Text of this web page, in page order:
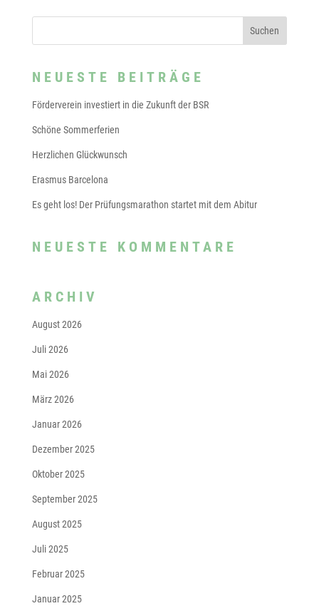
NEUESTE BEITRÄGE
Förderverein investiert in die Zukunft der BSR
Schöne Sommerferien
Herzlichen Glückwunsch
Erasmus Barcelona
Es geht los! Der Prüfungsmarathon startet mit dem Abitur
NEUESTE KOMMENTARE
ARCHIV
August 2026
Juli 2026
Mai 2026
März 2026
Januar 2026
Dezember 2025
Oktober 2025
September 2025
August 2025
Juli 2025
Februar 2025
Januar 2025